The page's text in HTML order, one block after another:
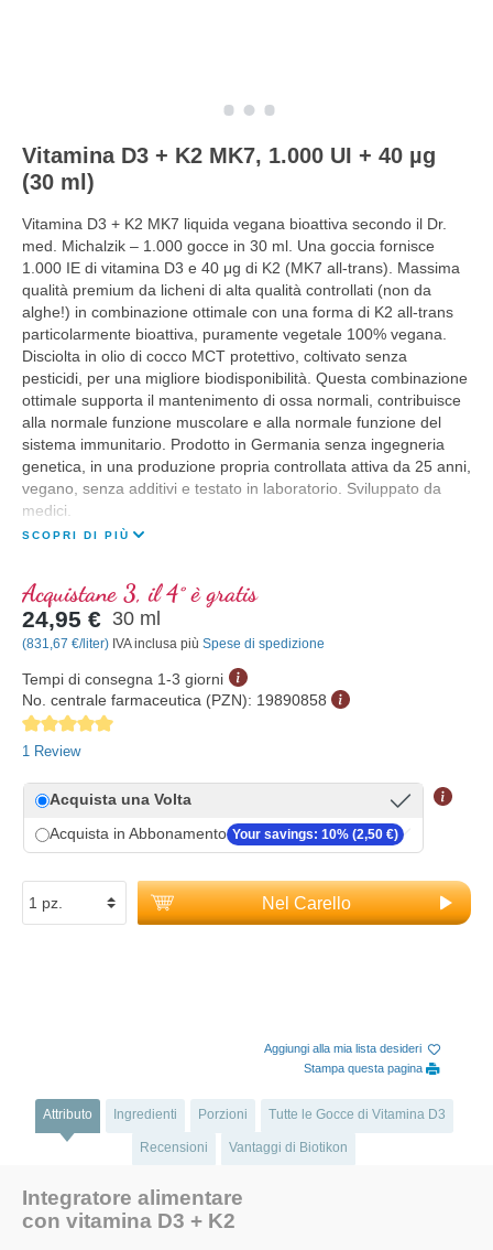
Vitamina D3 + K2 MK7, 1.000 UI + 40 µg
(30 ml)
Vitamina D3 + K2 MK7 liquida vegana bioattiva secondo il Dr.
med. Michalzik – 1.000 gocce in 30 ml. Una goccia fornisce
1.000 IE di vitamina D3 e 40 μg di K2 (MK7 all-trans). Massima
qualità premium da licheni di alta qualità controllati (non da
alghe!) in combinazione ottimale con una forma di K2 all-trans
particolarmente bioattiva, puramente vegetale 100% vegana.
Disciolta in olio di cocco MCT protettivo, coltivato senza
pesticidi, per una migliore biodisponibilità. Questa combinazione
ottimale supporta il mantenimento di ossa normali, contribuisce
alla normale funzione muscolare e alla normale funzione del
sistema immunitario. Prodotto in Germania senza ingegneria
genetica, in una produzione propria controllata attiva da 25 anni,
vegano, senza additivi e testato in laboratorio. Sviluppato da
medici.
SCOPRI DI PIÙ
Acquistane 3, il 4° è gratis
24,95 € 30 ml
(831,67 €/liter) IVA inclusa più Spese di spedizione
Tempi di consegna 1-3 giorni
No. centrale farmaceutica (PZN): 19890858
Average rating of 5 out of 5 stars
1 Review
Acquista una Volta
Acquista in Abbonamento Your savings: 10% (2,50 €)
Nel Carello
Aggiungi alla mia lista desideri
Stampa questa pagina
Attributo Ingredienti Porzioni Tutte le Gocce di Vitamina D3
Recensioni Vantaggi di Biotikon
Integratore alimentare
con vitamina D3 + K2